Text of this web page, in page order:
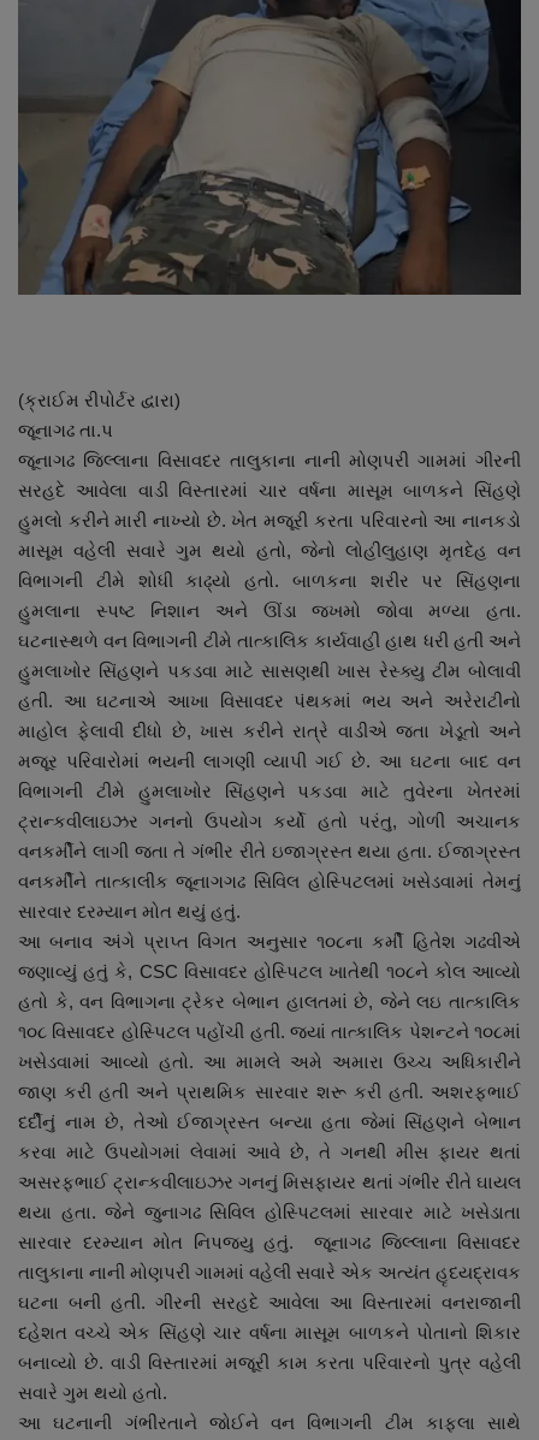
Dipotsav Special
આંતરરાષ્ટ્રીય
રાષ્ટ્રીય
જુનાગઢ
Support US
બજારના સમાચાર
નાણાંકીય સમાચાર
સ્થાનિક સમાચાર
સ્પોર્ટ્સ
રાશિફળ
ગુનાખોરી
બોલિવૂડ
સ્વાસ્થ્ય
(ક્રાઈમ રીપોર્ટર દ્વારા)
જૂનાગઢ તા.પ
જૂનાગઢ જિલ્લાના વિસાવદર તાલુકાના નાની મોણપરી ગામમાં ગીરની
સરહદે આવેલા વાડી વિસ્તારમાં ચાર વર્ષના માસૂમ બાળકને સિંહણે
હુમલો કરીને મારી નાખ્યો છે. ખેત મજૂરી કરતા પરિવારનો આ નાનકડો
માસૂમ વહેલી સવારે ગુમ થયો હતો, જેનો લોહીલુહાણ મૃતદેહ વન
વિભાગની ટીમે શોધી કાઢ્યો હતો. બાળકના શરીર પર સિંહણના
હુમલાના સ્પષ્ટ નિશાન અને ઊંડા જખમો જોવા મળ્યા હતા.
ઘટનાસ્થળે વન વિભાગની ટીમે તાત્કાલિક કાર્યવાહી હાથ ધરી હતી અને
હુમલાખોર સિંહણને પકડવા માટે સાસણથી ખાસ રેસ્ક્યુ ટીમ બોલાવી
હતી. આ ઘટનાએ આખા વિસાવદર પંથકમાં ભય અને અરેરાટીનો
માહોલ ફેલાવી દીધો છે, ખાસ કરીને રાત્રે વાડીએ જતા ખેડૂતો અને
મજૂર પરિવારોમાં ભયની લાગણી વ્યાપી ગઈ છે. આ ઘટના બાદ વન
વિભાગની ટીમે હુમલાખોર સિંહણને પકડવા માટે તુવેરના ખેતરમાં
ટ્રાન્કવીલાઇઝર ગનનો ઉપયોગ કર્યો હતો પરંતુ, ગોળી અચાનક
વનકર્મીને લાગી જતા તે ગંભીર રીતે ઇજાગ્રસ્ત થયા હતા. ઈજાગ્રસ્ત
વનકર્મીને તાત્કાલીક જૂનાગગઢ સિવિલ હોસ્પિટલમાં ખસેડવામાં તેમનું
સારવાર દરમ્યાન મોત થયું હતું.
આ બનાવ અંગે પ્રાપ્ત વિગત અનુસાર ૧૦૮ના કર્મી હિતેશ ગઢવીએ
જણાવ્યું હતું કે, CSC વિસાવદર હોસ્પિટલ ખાતેથી ૧૦૮ને કોલ આવ્યો
હતો કે, વન વિભાગના ટ્રેકર બેભાન હાલતમાં છે, જેને લઇ તાત્કાલિક
૧૦૮ વિસાવદર હોસ્પિટલ પહોંચી હતી. જ્યાં તાત્કાલિક પેશન્ટને ૧૦૮માં
ખસેડવામાં આવ્યો હતો. આ મામલે અમે અમારા ઉચ્ચ અધિકારીને
જાણ કરી હતી અને પ્રાથમિક સારવાર શરૂ કરી હતી. અશરફભાઈ
દર્દીનું નામ છે, તેઓ ઈજાગ્રસ્ત બન્યા હતા જેમાં સિંહણને બેભાન
કરવા માટે ઉપયોગમાં લેવામાં આવે છે, તે ગનથી મીસ ફાયર થતાં
અસરફભાઈ ટ્રાન્કવીલાઇઝર ગનનું મિસફાયર થતાં ગંભીર રીતે ઘાયલ
થયા હતા. જેને જુનાગઢ સિવિલ હોસ્પિટલમાં સારવાર માટે ખસેડાતા
સારવાર દરમ્યાન મોત નિપજયુ હતું. જૂનાગઢ જિલ્લાના વિસાવદર
તાલુકાના નાની મોણપરી ગામમાં વહેલી સવારે એક અત્યંત હૃદયદ્રાવક
ઘટના બની હતી. ગીરની સરહદે આવેલા આ વિસ્તારમાં વનરાજાની
દહેશત વચ્ચે એક સિંહણે ચાર વર્ષના માસૂમ બાળકને પોતાનો શિકાર
બનાવ્યો છે. વાડી વિસ્તારમાં મજૂરી કામ કરતા પરિવારનો પુત્ર વહેલી
સવારે ગુમ થયો હતો.
આ ઘટનાની ગંભીરતાને જોઈને વન વિભાગની ટીમ કાફલા સાથે